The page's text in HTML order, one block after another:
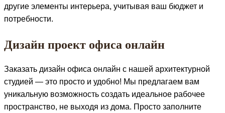
другие элементы интерьера, учитывая ваш бюджет и
потребности.
Дизайн проект офиса онлайн
Заказать дизайн офиса онлайн с нашей архитектурной
студией — это просто и удобно! Мы предлагаем вам
уникальную возможность создать идеальное рабочее
пространство, не выходя из дома. Просто заполните